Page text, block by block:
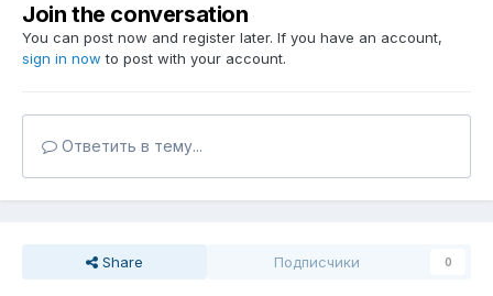
Join the conversation
You can post now and register later. If you have an account,
sign in now to post with your account.
Ответить в тему...
Share Подписчики 0